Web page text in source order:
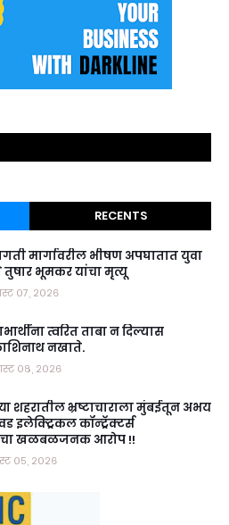
RECENTS
मार्गावरील भीषण अपघातात युवा
भूमकर यांचा मृत्यू
०७, २०२६
त्वरित ताबा न दिल्यास
नखाते.
०८, २०२६
शहरातील भ्रष्टाचाराला मुंबईतून अभय
इलेक्ट्रिकल कॉन्ट्रॅक्टर्स
खळबळजनक आरोप !!
०५, २०२६